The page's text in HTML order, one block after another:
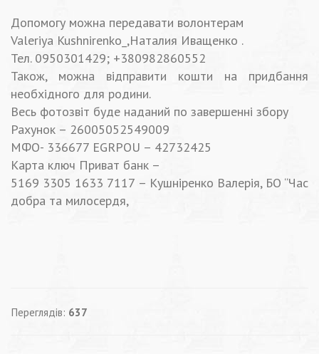
Допомогу можна передавати волонтерам
Valeriya Kushnirenko_,Наталия Иващенко .
Тел. 0950301429; +380982860552
Також, можна відправити кошти на придбання
необхідного для родини.
Весь фотозвіт буде наданий по завершенні збору
Рахунок – 26005052549009
МФО- 336677 EGRPOU – 42732425
Карта ключ Приват банк –
5169 3305 1633 7117 – Кушніренко Валерія, БО “Час
добра та милосердя,
Переглядів: 637